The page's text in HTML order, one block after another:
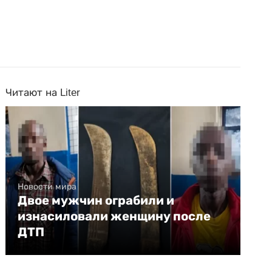
Читают на Liter
Новости мира
Двое мужчин ограбили и
изнасиловали женщину после
ДТП